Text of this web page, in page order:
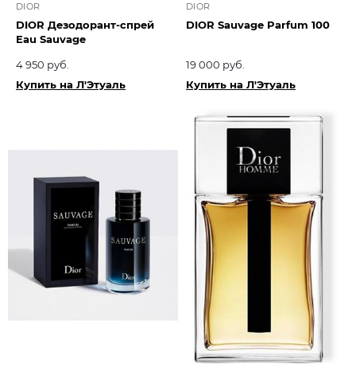
DIOR
DIOR Дезодорант-спрей
Eau Sauvage
4 950 руб.
Купить на Л'Этуаль
DIOR
DIOR Sauvage Parfum 100
19 000 руб.
Купить на Л'Этуаль